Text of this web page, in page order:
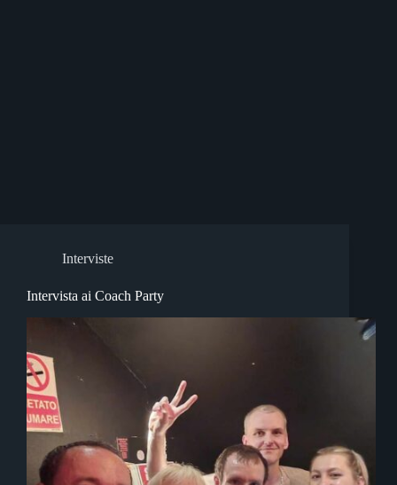
Interviste
Intervista ai Coach Party